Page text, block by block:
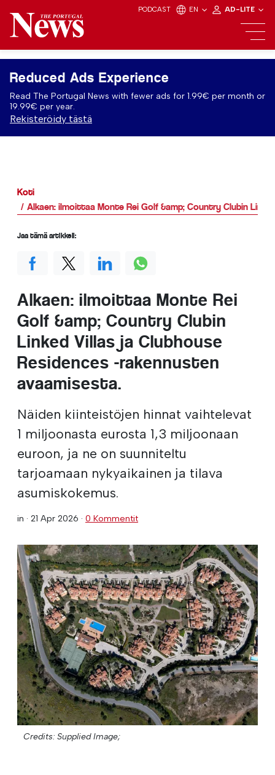
PODCAST EN AD-LITE
Reduced Ads Experience
Read The Portugal News with fewer ads for 1.99€ per month or
19.99€ per year.
Rekisteröidy tästä
Koti
Alkaen: ilmoittaa Monte Rei Golf &amp; Country Clubin
Alkaen: ilmoittaa Monte Rei
Golf &amp; Country Clubin
Linked Villas ja Clubhouse
Residences -rakennusten
avaamisesta.
Näiden kiinteistöjen hinnat vaihtelevat
1 miljoonasta eurosta 1,3 miljoonaan
euroon, ja ne on suunniteltu
tarjoamaan nykyaikainen ja tilava
asumiskokemus.
in · 21 Apr 2026 · 0 Kommentit
Credits: Supplied Image;
Jaa tämä artikkeli: